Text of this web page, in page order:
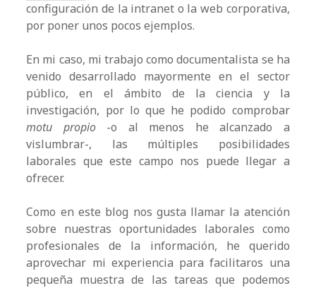
configuración de la intranet o la web corporativa,
por poner unos pocos ejemplos.
En mi caso, mi trabajo como documentalista se ha
venido desarrollado mayormente en el sector
público, en el ámbito de la ciencia y la
investigación, por lo que he podido comprobar
motu propio-o al menos he alcanzado a
vislumbrar-, las múltiples posibilidades
laborales que este campo nos puede llegar a
ofrecer.
Como en este blog nos gusta llamar la atención
sobre nuestras oportunidades laborales como
profesionales de la información, he querido
aprovechar mi experiencia para facilitaros una
pequeña muestra de las tareas que podemos